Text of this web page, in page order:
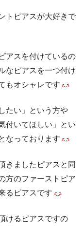
トピアスが大好きで
アスを付けているの
なピアスを一つ付け
もオシャレです
たい」という方や
付いてほしい」とい
なっております
きましたピアスと同
方のファーストピア
るピアスです
けるピアスですの